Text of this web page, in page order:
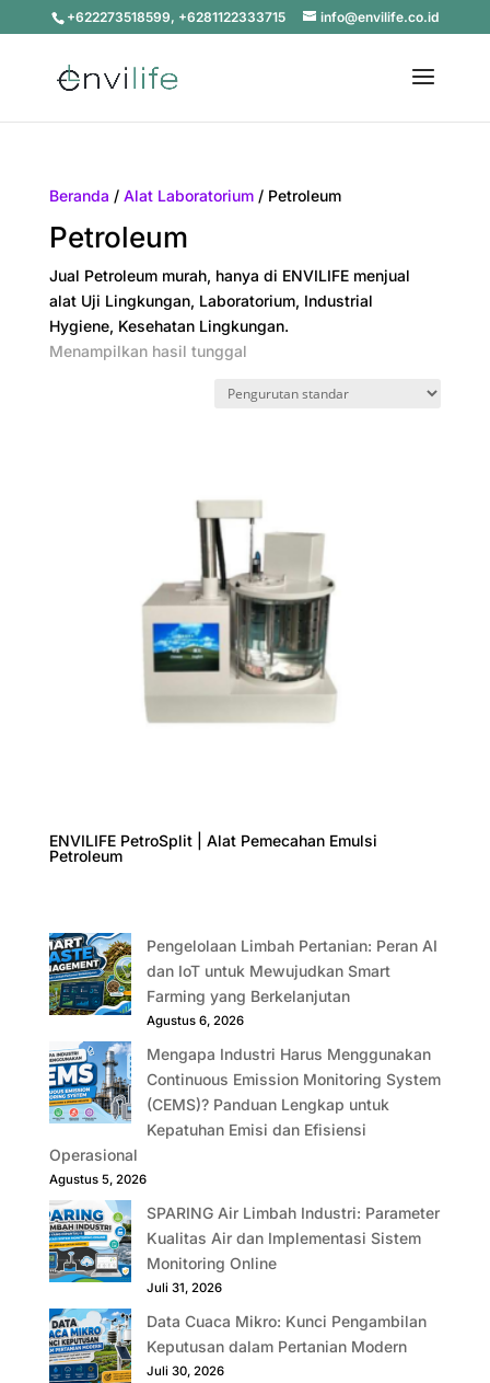
+622273518599, +6281122333715 info@envilife.co.id
Beranda / Alat Laboratorium/ Petroleum
Petroleum
Jual Petroleum murah, hanya di ENVILIFE menjual
alat Uji Lingkungan, Laboratorium, Industrial
Hygiene, Kesehatan Lingkungan.
Menampilkan hasil tunggal
ENVILIFE PetroSplit | Alat Pemecahan Emulsi
Petroleum
Pengelolaan Limbah Pertanian: Peran AI
dan IoT untuk Mewujudkan Smart
Farming yang Berkelanjutan
Agustus 6, 2026
Mengapa Industri Harus Menggunakan
Continuous Emission Monitoring System
(CEMS)? Panduan Lengkap untuk
Kepatuhan Emisi dan Efisiensi
Operasional
Agustus 5, 2026
SPARING Air Limbah Industri: Parameter
Kualitas Air dan Implementasi Sistem
Monitoring Online
Juli 31, 2026
Data Cuaca Mikro: Kunci Pengambilan
Keputusan dalam Pertanian Modern
Juli 30, 2026